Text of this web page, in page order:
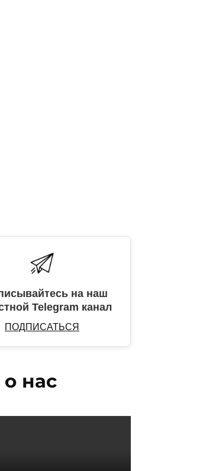
на наш
Telegram канал
ПОДПИСАТЬСЯ
нас